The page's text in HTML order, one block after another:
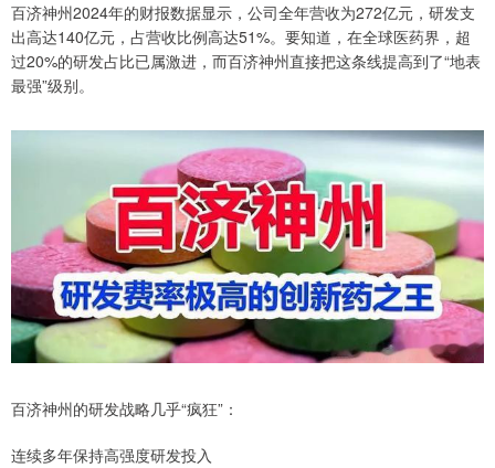
百济神州2024年的财报数据显示，公司全年营收为272亿元，研发支
出高达140亿元，占营收比例高达51%。要知道，在全球医药界，超
过20%的研发占比已属激进，而百济神州直接把这条线提高到了“地表
最强”级别。
百济神州的研发战略几乎“疯狂”：
连续多年保持高强度研发投入